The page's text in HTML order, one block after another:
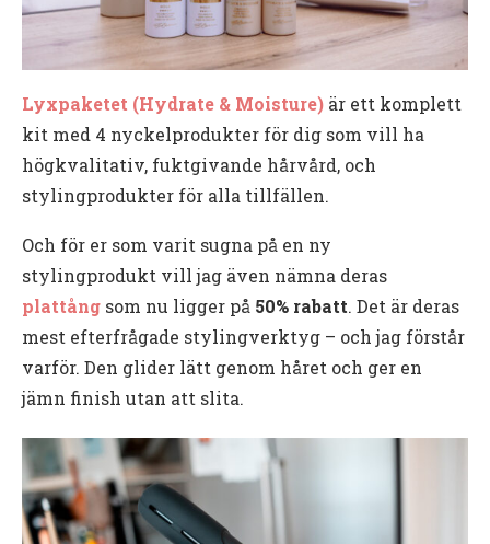
Lyxpaketet (Hydrate & Moisture) är ett komplett
kit med 4 nyckelprodukter för dig som vill ha
högkvalitativ, fuktgivande hårvård, och
stylingprodukter för alla tillfällen.
Och för er som varit sugna på en ny
stylingprodukt vill jag även nämna deras
plattång som nu ligger på 50% rabatt. Det är deras
mest efterfrågade stylingverktyg – och jag förstår
varför. Den glider lätt genom håret och ger en
jämn finish utan att slita.